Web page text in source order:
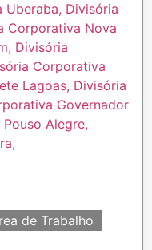
de Trabalho